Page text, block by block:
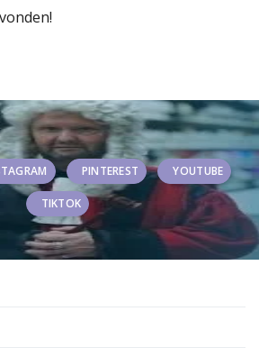
PINTEREST YOUTUBE
TIKTOK